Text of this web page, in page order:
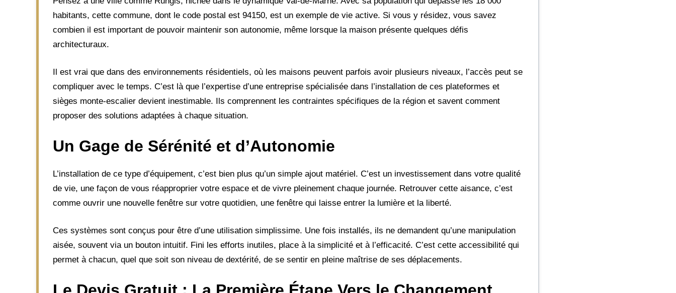
habitants, cette commune, dont le code postal est 94150, est un exemple de vie active. Si vous y résidez, vous savez
combien il est important de pouvoir maintenir son autonomie, même lorsque la maison présente quelques défis
architecturaux.
Il est vrai que dans des environnements résidentiels, où les maisons peuvent parfois avoir plusieurs niveaux, l’accès peut se
compliquer avec le temps. C’est là que l’expertise d’une entreprise spécialisée dans l’installation de ces plateformes et
sièges monte-escalier devient inestimable. Ils comprennent les contraintes spécifiques de la région et savent comment
proposer des solutions adaptées à chaque situation.
Un Gage de Sérénité et d’Autonomie
L’installation de ce type d’équipement, c’est bien plus qu’un simple ajout matériel. C’est un investissement dans votre qualité
de vie, une façon de vous réapproprier votre espace et de vivre pleinement chaque journée. Retrouver cette aisance, c’est
comme ouvrir une nouvelle fenêtre sur votre quotidien, une fenêtre qui laisse entrer la lumière et la liberté.
Ces systèmes sont conçus pour être d’une utilisation simplissime. Une fois installés, ils ne demandent qu’une manipulation
aisée, souvent via un bouton intuitif. Fini les efforts inutiles, place à la simplicité et à l’efficacité. C’est cette accessibilité qui
permet à chacun, quel que soit son niveau de dextérité, de se sentir en pleine maîtrise de ses déplacements.